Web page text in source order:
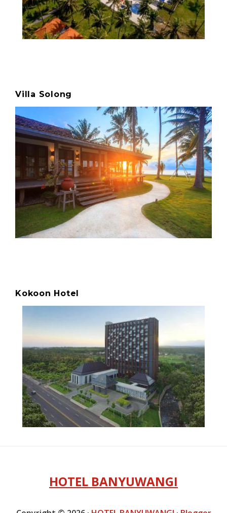
Villa Solong
Kokoon Hotel
HOTEL BANYUWANGI